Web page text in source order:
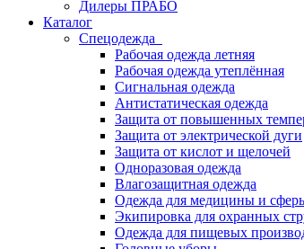
Дилеры ПРАБО
Каталог
Спецодежда
Рабочая одежда летняя
Рабочая одежда утеплённая
Сигнальная одежда
Антистатическая одежда
Защита от повышенных
Защита от электрической дуги
Защита от кислот и щелочей
Одноразовая одежда
Влагозащитная одежда
Одежда для медицины и
Экипировка для охранных
Одежда для пищевых